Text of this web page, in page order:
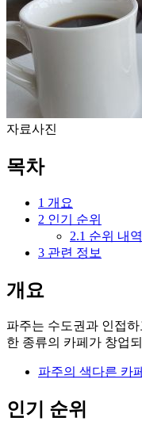
자료사진
목차
1 개요
2 인기 순위
2.1 순위 내역
3 관련 정보
개요
파주는 수도권과 인접
한 종류의 카페가 창업
파주의 색다른 카
인기 순위